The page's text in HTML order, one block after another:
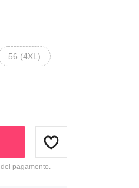
56 (4XL)
pagamento.